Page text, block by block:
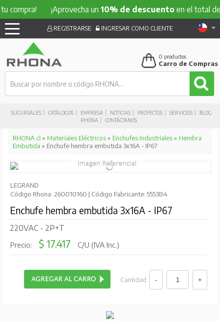
¡Aprovecha un10% de descuentoen el total de tu
SUCURSALES CATÁLOGOS EMPRESA NOTICIAS PROYECTOS SERVICIOS
BLOG
RHONA
CONTÁCTANOS
REGISTRARSE INGRESAR COMO CLIENTE
0 productos
Carro de Compras
RHONA.cl » Materiales Eléctricos» Enchufes Industriales» Hembra
Embutida » Enchufe hembra embutida 3x16A - IP67
LEGRAND
Código Rhona: 260010160 | Código Fabricante: 555384
Enchufe hembra embutida 3x16A - IP67
220VAC - 2P+T
Precio: $ 17.417 C/U (IVA Inc.)
Cantidad: